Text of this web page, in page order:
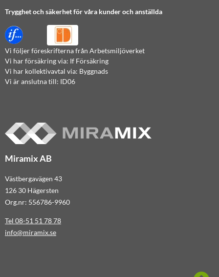
Trygghet och säkerhet för våra kunder och anställda
Vi följer föreskrifterna från Arbetsmiljöverket
Vi har försäkring via: If Försäkring
Vi har kollektivavtal via: Byggnads
Vi är anslutna till: ID06
Miramix AB
Västbergavägen 43
126 30 Hägersten
Org.nr: 556786-9960
Tel 08-51 51 78 78
info@miramix.se